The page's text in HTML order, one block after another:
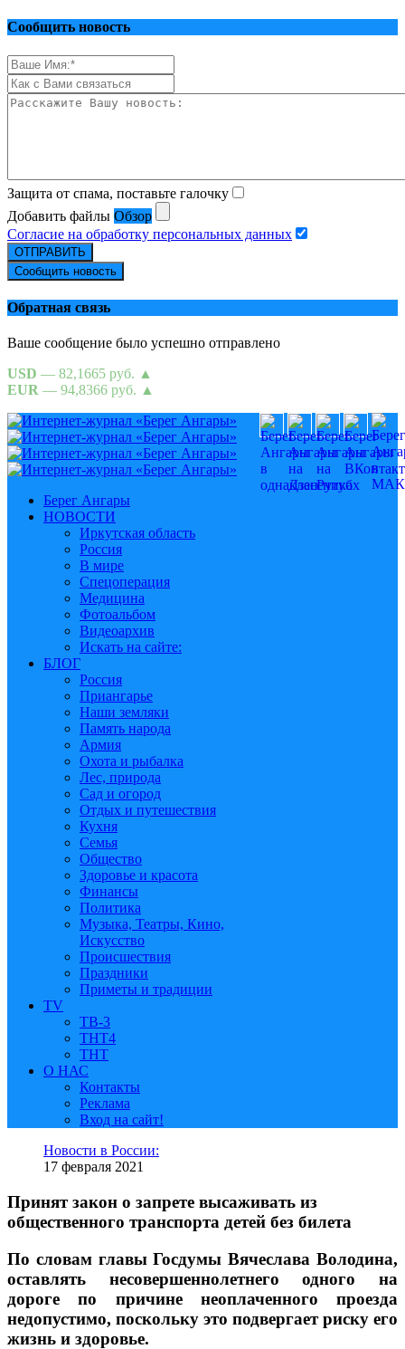
Сообщить новость
Защита от спама, поставьте галочку
Добавить файлы Обзор
Согласие на обработку персональных данных
ОТПРАВИТЬ
Сообщить новость
Обратная связь
Ваше сообщение было успешно отправлено
USD — 82,1665 руб. ▲
EUR — 94,8366 руб. ▲
Берег Ангары
НОВОСТИ
Иркутская область
Россия
В мире
Спецоперация
Медицина
Фотоальбом
Видеоархив
Искать на сайте:
БЛОГ
Россия
Приангарье
Наши земляки
Память народа
Армия
Охота и рыбалка
Лес, природа
Сад и огород
Отдых и путешествия
Кухня
Семья
Общество
Здоровье и красота
Финансы
Политика
Музыка, Театры, Кино,
Искусство
Происшествия
Праздники
Приметы и традиции
TV
ТВ-3
ТНТ4
ТНТ
О НАС
Контакты
Реклама
Вход на сайт!
Новости в России:
17 февраля 2021
Принят закон о запрете высаживать из
общественного транспорта детей без билета
По словам главы Госдумы Вячеслава Володина,
оставлять несовершеннолетнего одного на
дороге по причине неоплаченного проезда
недопустимо, поскольку это подвергает риску его
жизнь и здоровье.